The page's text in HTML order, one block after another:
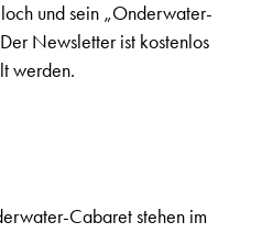
und sein „Onderwater-
Newsletter ist kostenlos
werden.
Cabaret stehen im